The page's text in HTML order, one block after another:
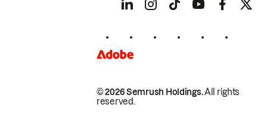
© 2026 Semrush Holdings.All rights
reserved.